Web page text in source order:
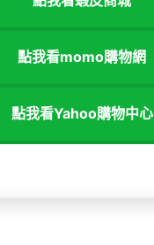
點我看momo購物網
點我看Yahoo購物中心